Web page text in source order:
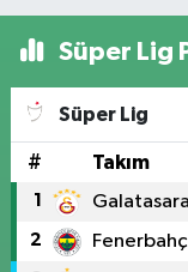
Süper Lig
Süper Lig
# Takım
1
2